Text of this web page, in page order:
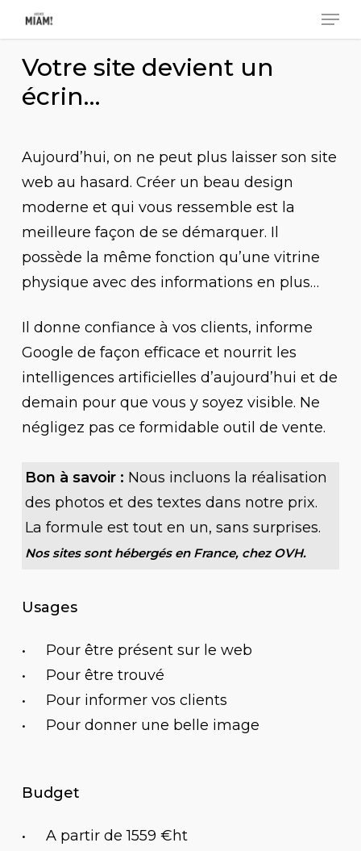
to
main
content
Votre site devient un
écrin…
Aujourd’hui, on ne peut plus laisser son site
web au hasard. Créer un beau design
moderne et qui vous ressemble est la
meilleure façon de se démarquer. Il
possède la même fonction qu’une vitrine
physique avec des informations en plus…
Il donne confiance à vos clients, informe
Google de façon efficace et nourrit les
intelligences artificielles d’aujourd’hui et de
demain pour que vous y soyez visible. Ne
négligez pas ce formidable outil de vente.
Bon à savoir : Nous incluons la réalisation
des photos et des textes dans notre prix.
La formule est tout en un, sans surprises.
Nos sites sont hébergés en France, chez OVH.
Usages
Pour être présent sur le web
Pour être trouvé
Pour informer vos clients
Pour donner une belle image
Budget
A partir de 1559 €ht